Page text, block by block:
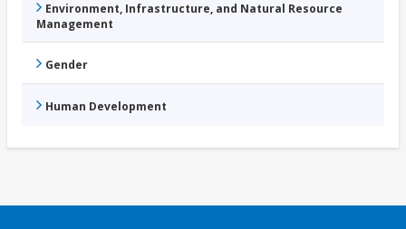
Environment, Infrastructure, and Natural Resource
Management
Gender
Human Development